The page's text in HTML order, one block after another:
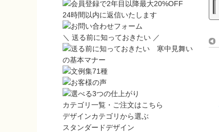
24時間以内に返信いたします
＼ 送る前に知っておきたい ／
カテゴリ一覧・ご注文はこちら
デザインカテゴリから選ぶ
スタンダードデザイン